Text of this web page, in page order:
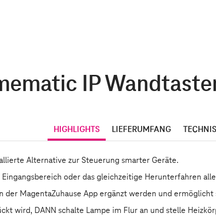
IP
HIGHLIGHTS LIEFERUMFANG
Alternative zur Steuerung smarter Geräte.
oder das gleichzeitige Herunterfahren
der MagentaZuhause App ergänzt werden und
wird, DANN schalte Lampe im Flur an und stelle